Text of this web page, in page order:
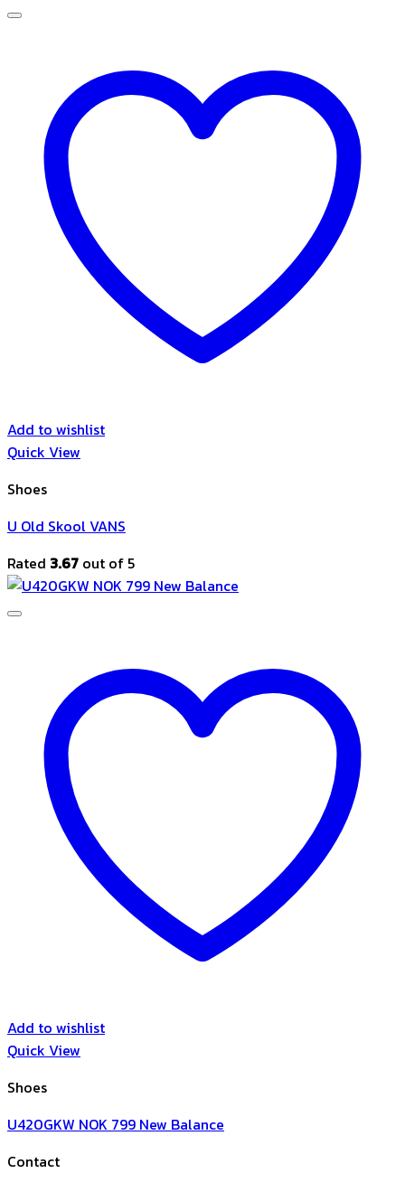
Add to wishlist
Quick View
Shoes
U Old Skool VANS
Rated 3.67 out of 5
Add to wishlist
Quick View
Shoes
U420GKW NOK 799 New Balance
Contact